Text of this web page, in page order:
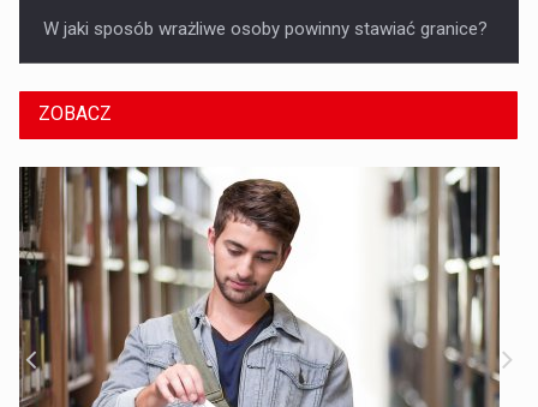
W jaki sposób wrażliwe osoby powinny stawiać granice?
ZOBACZ